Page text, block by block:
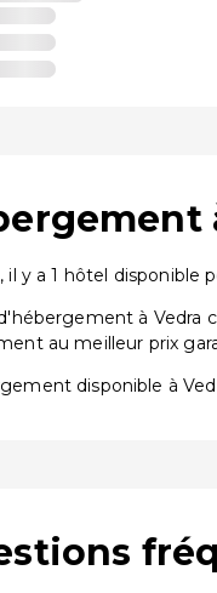
il y a 1 hôtel disponible
à Vedra
au meilleur prix
disponible à